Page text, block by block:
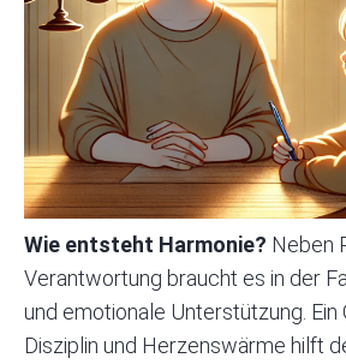
Wie entsteht Harmonie? Neben
Verantwortung braucht es in der
und emotionale Unterstützung.
Disziplin und Herzenswärme hilft